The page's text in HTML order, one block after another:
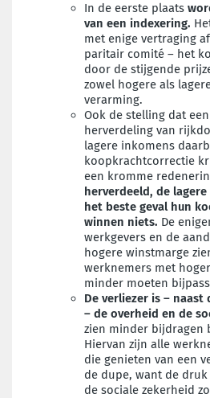
In de eerste plaats
van een indexering.
met enige vertraging
paritair comité – het
door de stijgende
zowel hogere als
verarming.
Ook de stelling dat
herverdeling van
lagere inkomens
koopkrachtcorrectie
een kromme
herverdeeld, de
het beste geval hun
winnen niets. De
werkgevers en de
hogere winstmarge
werknemers met
minder moeten
De verliezer is – naast
– de overheid en de
zien minder bijdragen
Hiervan zijn alle
die genieten van een
de dupe, want de
de sociale zekerheid